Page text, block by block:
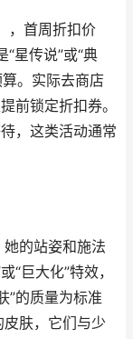
，首周折扣价
星传说”或“典
。实际去商店
前锁定折扣券。
，这类活动通常
的站姿和施法
“巨大化”特效，
”的质量为标准
肤，它们与少